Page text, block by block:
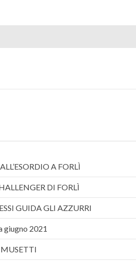
A FORLÌ
DI FORLÌ
GUIDA GLI AZZURRI
giugno 2021
MUSETTI